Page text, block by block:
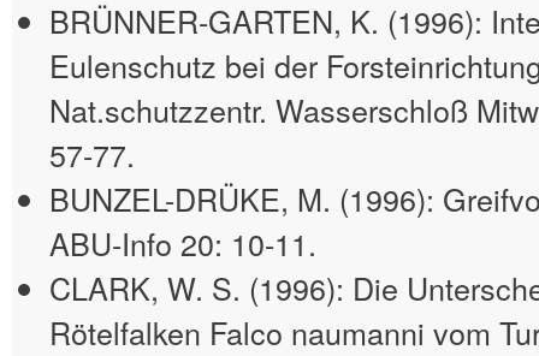
BRÜNNER-GARTEN, K. (1996):
Eulenschutz bei der
Nat.schutzzentr. Wasserschloß
57-77.
BUNZEL-DRÜKE, M. (1996):
ABU-Info 20: 10-11.
CLARK, W. S. (1996): Die
Rötelfalken Falco naumanni vom